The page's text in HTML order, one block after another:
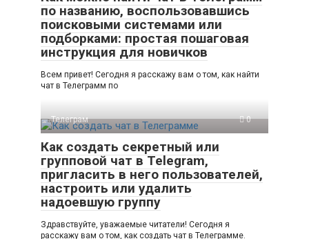
по названию, воспользовавшись
поисковыми системами или
подборками: простая пошаговая
инструкция для новичков
Всем привет! Сегодня я расскажу вам о том, как найти
чат в Телеграмм по
Телеграм 0
Как создать секретный или
групповой чат в Telegram,
пригласить в него пользователей,
настроить или удалить
надоевшую группу
Здравствуйте, уважаемые читатели! Сегодня я
расскажу вам о том, как создать чат в Телеграмме.